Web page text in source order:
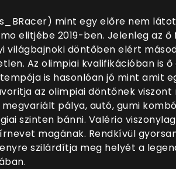
mint egy előre nem
elitjébe 2019-ben. Jelenleg az ő
világbajnoki döntőben elért
Az olimpiai kvalifikációban is
is hasonlóan jó mint amit
az olimpiai döntőnek viszont
pálya, autó, gumi
szinten bánni. Valério
magának. Rendkívül
szilárdítja meg helyét a